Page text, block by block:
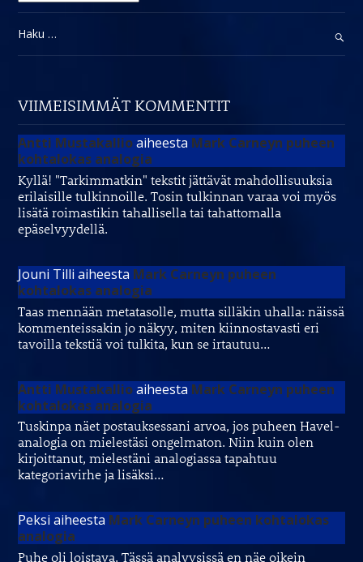
Haku:
VIIMEISIMMÄT KOMMENTIT
Antti Mustakallioaiheesta Mark Carneyn puheen
kohtalokas analogia
Kyllä! "Tarkimmatkin" tekstit jättävät mahdollisuuksia
erilaisille tulkinnoille. Tosin tulkinnan varaa voi myös
lisätä roimastikin tahallisella tai tahattomalla
epäselvyydellä.
Jouni Tilli aiheesta Mark Carneyn puheen
kohtalokas analogia
Taas mennään metatasolle, mutta silläkin uhalla: näissä
kommenteissakin jo näkyy, miten kiinnostavasti eri
tavoilla tekstiä voi tulkita, kun se irtautuu…
Antti Mustakallioaiheesta Mark Carneyn puheen
kohtalokas analogia
Tuskinpa näet postauksessani arvoa, jos puheen Havel-
analogia on mielestäsi ongelmaton. Niin kuin olen
kirjoittanut, mielestäni analogiassa tapahtuu
kategoriavirhe ja lisäksi…
Peksi aiheesta Mark Carneyn puheen kohtalokas
analogia
Puhe oli loistava. Tässä analyysissä en näe oikein